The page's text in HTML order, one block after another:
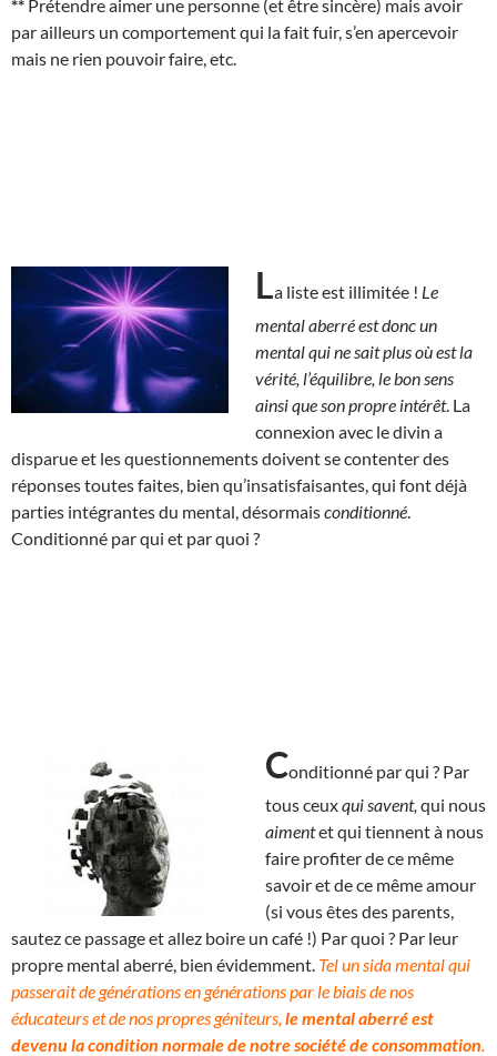
** Prétendre aimer une personne (et être sincère) mais avoir
par ailleurs un comportement qui la fait fuir, s’en apercevoir
mais ne rien pouvoir faire, etc.
La liste est illimitée ! Le
mental aberré est donc un
mental qui ne sait plus où est la
vérité, l’équilibre, le bon sens
ainsi que son propre intérêt. La
connexion avec le divin a
disparue et les questionnements doivent se contenter des
réponses toutes faites, bien qu’insatisfaisantes, qui font déjà
parties intégrantes du mental, désormaisconditionné
Conditionné par qui et par quoi ?
Conditionné par qui ? Par
tous ceuxqui savent, qui nous
aimentet qui tiennent à nous
faire profiter de ce même
savoir et de ce même amour
(si vous êtes des parents,
sautez ce passage et allez boire un café !) Par quoi ? Par leur
propre mental aberré, bien évidemment. Tel un sida mental qui
passerait de générations en générations par le biais de nos
éducateurs et de nos propres géniteurs, le mental aberré est
devenu la condition normale de notre société de consommation